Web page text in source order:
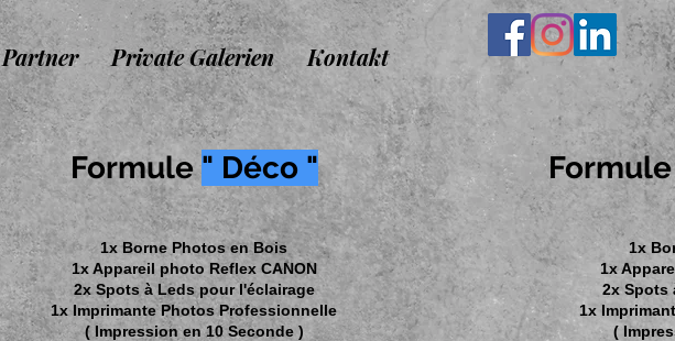
Partner Private Galerien Kontakt
Formule" Déco "
1x Borne Photos en Bois
1x Appareil photo Reflex CANON
2x Spots à Leds pour l'éclairage
1x Imprimante Photos Professionnelle
( Impression en 10 Seconde )
1x
1x
2x Spots
1x
(